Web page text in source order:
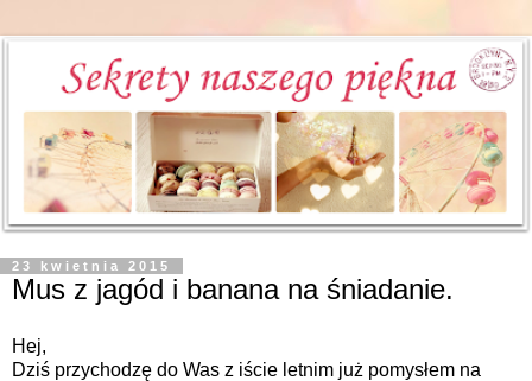
23 kwietnia 2015
Mus z jagód i banana na śniadanie.
Hej,
Dziś przychodzę do Was z iście letnim już pomysłem na